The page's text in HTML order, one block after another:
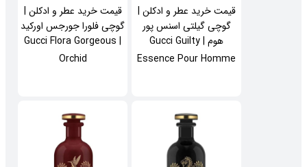
قیمت خرید عطر و ادکلن |
گوچی فلورا جورجس اورکید
| Gucci Flora Gorgeous
Orchid
قیمت خرید عطر و ادکلن |
گوچی گیلتی اسنس پور
هوم | Gucci Guilty
Essence Pour Homme